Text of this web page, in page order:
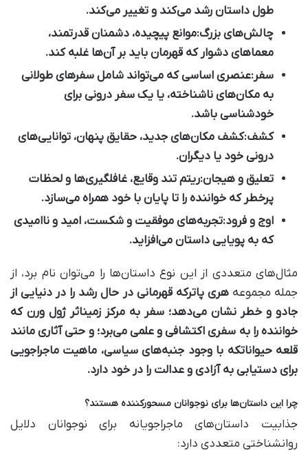
طول داستان رشد می‌کند و تغییر می‌کند.
چالش‌های بزرگ:موانع پیچیده، دشمنان قدرتمند،
معماهای دشوار که قهرمان باید بر آن‌ها غلبه کند.
سفر:عنصری اساسی که می‌تواند شامل سفرهای طولانی
به مکان‌های ناشناخته، یا یک سفر درونی برای
خودشناسی باشد.
کشف:کشف مکان‌های جدید، حقایق پنهان، توانایی‌های
درونی خود یا دیگران.
تعلیق و هیجان:ریتم تند وقایع، غافلگیری‌ها و لحظات
پرخطر که خواننده را تا پایان با خود همراه می‌سازد.
اوج و فرود:تجربه‌های موفقیت و شکست، امید و ناامیدی
که به پویایی داستان می‌افزاید.
مثال‌های متعددی از این نوع داستان‌ها را می‌توان نام برد، از
جمله مجموعههری پاترکه قهرمانی در حال رشد را در دنیایی از
جادو و خطر نشان می‌دهد؛ سفر به مرکز زمیناثر ژول ورن که
خواننده را به سفری اکتشافی و علمی می‌برد؛ و حتی آثاری مانند
قلعه حیواناتکه با وجود جنبه‌های سیاسی، ماهیت ماجراجویی
برای دستیابی به آزادی و عدالت را در خود دارد.
چرا این داستان‌ها برای نوجوانان مسحورکننده هستند؟
جذابیت داستان‌های ماجراجویانه برای نوجوانان دلایل
روانشناختی متعددی دارد: